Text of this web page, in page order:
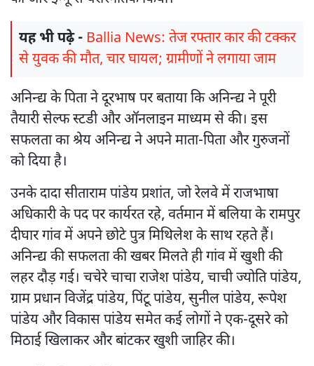
यह भी पढ़े - Ballia News: तेज रफ्तार कार की टक्कर
से युवक की मौत, चार घायल; ग्रामीणों ने लगाया जाम
अनिन्द्य के पिता ने दूरभाष पर बताया कि अनिन्द्य ने पूरी
तैयारी सेल्फ स्टडी और ऑनलाइन माध्यम से की। इस
सफलता का श्रेय अनिन्द्य ने अपने माता-पिता और गुरुजनों
को दिया है।
उनके दादा सीताराम पांडेय प्रशांत, जो रेलवे में राजभाषा
अधिकारी के पद पर कार्यरत रहे, वर्तमान में बलिया के रामपुर
दीघार गांव में अपने छोटे पुत्र मिथिलेश के साथ रहते हैं।
अनिन्द्य की सफलता की खबर मिलते ही गांव में खुशी की
लहर दौड़ गई। चचेरे चाचा राजेश पांडेय, चाची ज्योति पांडेय,
ग्राम प्रधान विजेंद्र पांडेय, पिंटू पांडेय, सुनील पांडेय, रूपेश
पांडेय और विकास पांडेय समेत कई लोगों ने एक-दूसरे को
मिठाई खिलाकर और बांटकर खुशी जाहिर की।